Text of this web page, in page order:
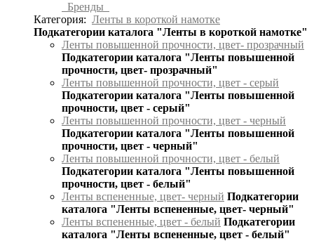
Бренды
Категория: Ленты в короткой намотке
Подкатегории каталога "Ленты в короткой намотке"
Ленты повышенной прочности, цвет- прозрачный
Подкатегории каталога "Ленты повышенной
прочности, цвет- прозрачный"
Ленты повышенной прочности, цвет - серый
Подкатегории каталога "Ленты повышенной
прочности, цвет - серый"
Ленты повышенной прочности, цвет - черный
Подкатегории каталога "Ленты повышенной
прочности, цвет - черный"
Ленты повышенной прочности, цвет - белый
Подкатегории каталога "Ленты повышенной
прочности, цвет - белый"
Ленты вспененные, цвет- черный Подкатегории
каталога "Ленты вспененные, цвет- черный"
Ленты вспененные, цвет - белый Подкатегории
каталога "Ленты вспененные, цвет - белый"